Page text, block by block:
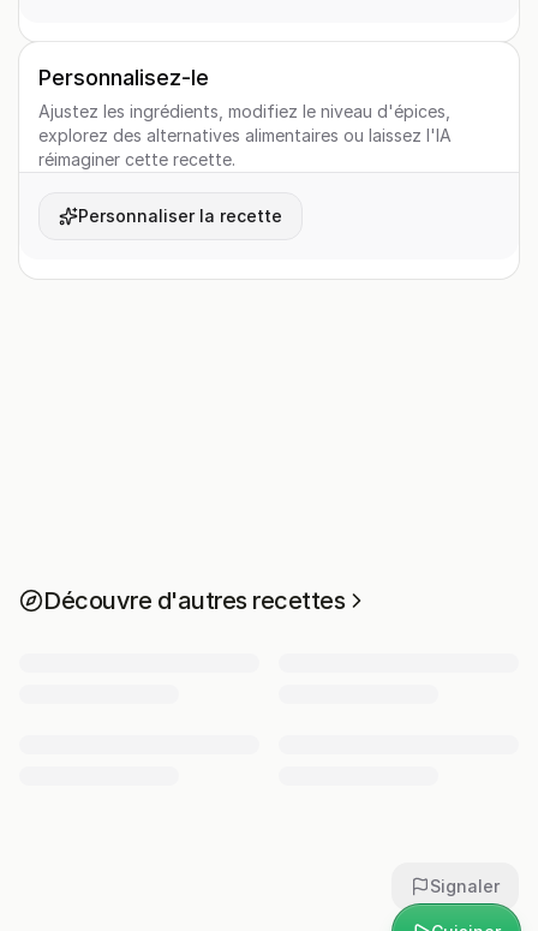
Personnalisez-le
Ajustez les ingrédients, modifiez le niveau d'épices,
explorez des alternatives alimentaires ou laissez l'IA
réimaginer cette recette.
Personnaliser la recette
Découvre d'autres recettes
Signaler